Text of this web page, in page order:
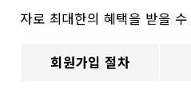
자로 최대한의 혜택을 받을
회원가입 절차